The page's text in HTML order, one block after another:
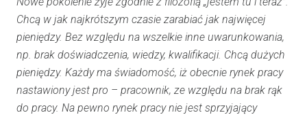
Chcą w jak najkrótszym czasie zarabiać jak najwięcej
pieniędzy. Bez względu na wszelkie inne uwarunkowania,
np. brak doświadczenia, wiedzy, kwalifikacji. Chcą dużych
pieniędzy. Każdy ma świadomość, iż obecnie rynek pracy
nastawiony jest pro – pracownik, ze względu na brak rąk
do pracy. Na pewno rynek pracy nie jest sprzyjający